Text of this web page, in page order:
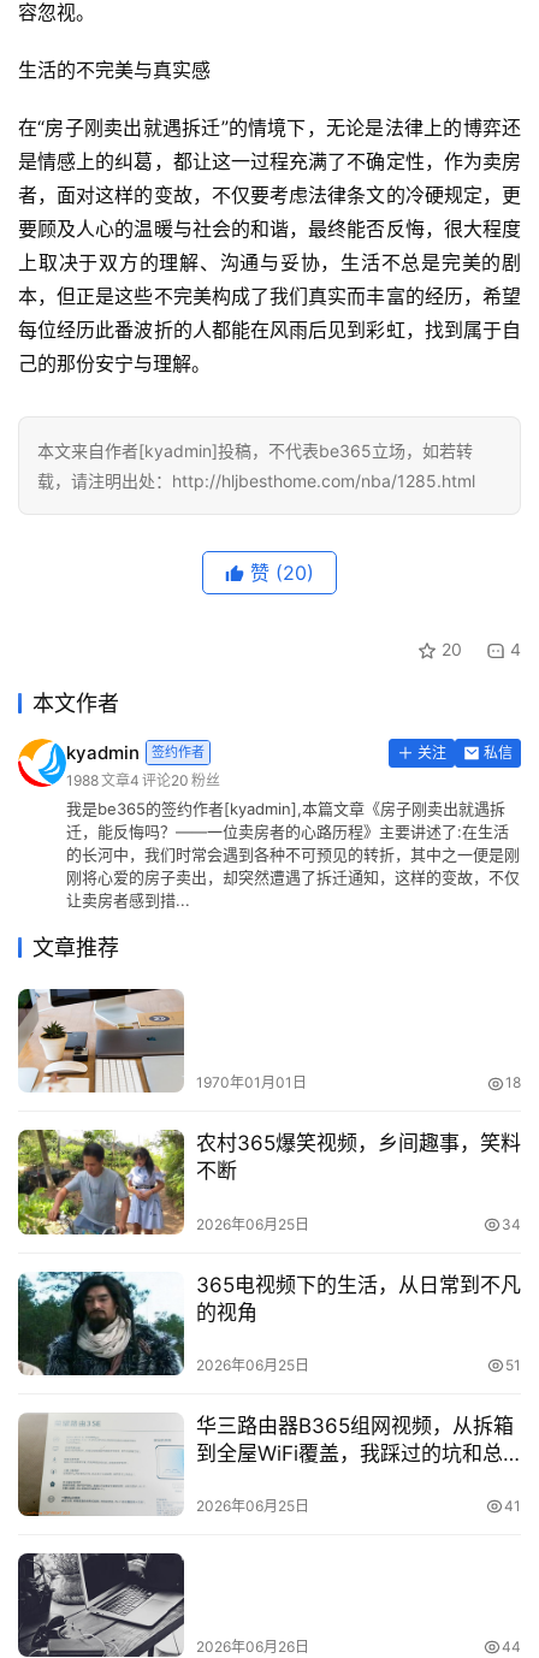
容忽视。
生活的不完美与真实感
在“房子刚卖出就遇拆迁”的情境下，无论是法律上的博弈还
是情感上的纠葛，都让这一过程充满了不确定性，作为卖房
者，面对这样的变故，不仅要考虑法律条文的冷硬规定，更
要顾及人心的温暖与社会的和谐，最终能否反悔，很大程度
上取决于双方的理解、沟通与妥协，生活不总是完美的剧
本，但正是这些不完美构成了我们真实而丰富的经历，希望
每位经历此番波折的人都能在风雨后见到彩虹，找到属于自
己的那份安宁与理解。
本文来自作者[kyadmin]投稿，不代表be365立场，如若转
载，请注明出处：http://hljbesthome.com/nba/1285.html
赞 (20)
20 4
本文作者
kyadmin 签约作者 关注
私信
1988文章4 评论20 粉丝
我是be365的签约作者[kyadmin],本篇文章《房子刚卖出就遇拆
迁，能反悔吗？——一位卖房者的心路历程》主要讲述了:在生活
的长河中，我们时常会遇到各种不可预见的转折，其中之一便是刚
刚将心爱的房子卖出，却突然遭遇了拆迁通知，这样的变故，不仅
让卖房者感到措...
文章推荐
1970年01月01日 18
农村365爆笑视频，乡间趣事，笑料
不断
2026年06月25日 34
365电视频下的生活，从日常到不凡
的视角
2026年06月25日 51
华三路由器B365组网视频，从拆箱
到全屋WiFi覆盖，我踩过的坑和总
2026年06月25日 41
2026年06月26日 44